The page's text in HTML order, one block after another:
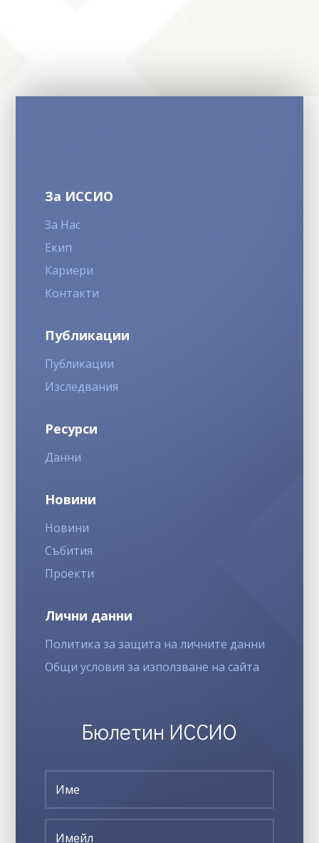
За ИССИО
За Нас
Екип
Кариери
Контакти
Публикации
Публикации
Изследвания
Ресурси
Данни
Новини
Новини
Събития
Проекти
Лични данни
Политика за защита на личните данни
Общи условия за използване на сайта
Бюлетин ИССИО